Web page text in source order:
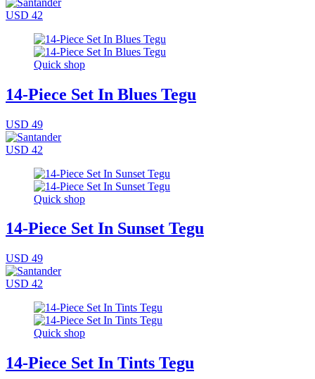
USD 42
Quick shop
14-Piece Set In Blues Tegu
USD 49
USD 42
Quick shop
14-Piece Set In Sunset Tegu
USD 49
USD 42
Quick shop
14-Piece Set In Tints Tegu